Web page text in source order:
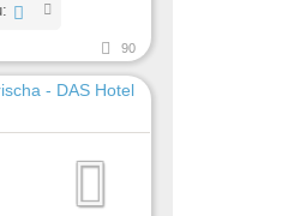
90